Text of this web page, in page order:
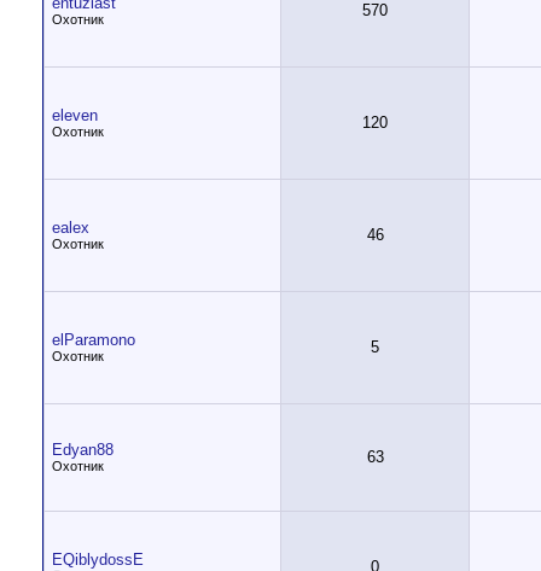
Охотник 570
eleven
Охотник 120
ealex
Охотник 46
elParamono
Охотник 5
Edyan88
Охотник 63
EQiblydossE 0